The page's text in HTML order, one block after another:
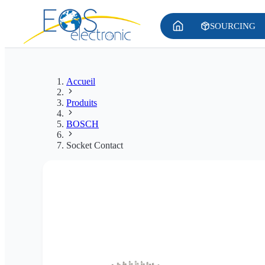
SOURCING
Accueil
Produits
BOSCH
Socket Contact